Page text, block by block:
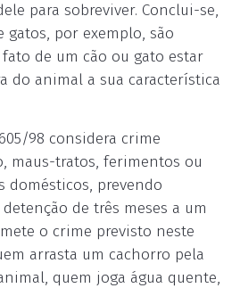
para sobreviver. Conclui-se,
gatos, por exemplo, são
de um cão ou gato estar
do animal a sua característica
98 considera crime
maus-tratos, ferimentos ou
domésticos, prevendo
de três meses a um
o crime previsto neste
arrasta um cachorro pela
quem joga água quente,